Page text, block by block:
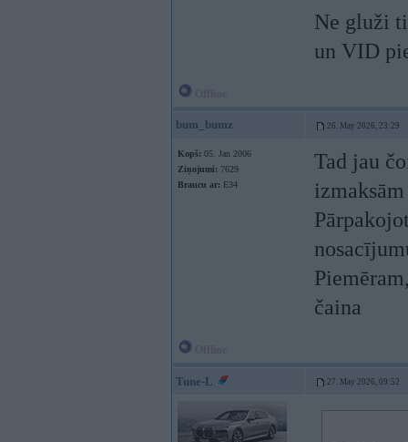
Ne gluži
un VID
bum_bumz 26. May 2026, 23:29
Kopš: 05. Jan 2006
Ziņojumi: 7629
Braucu ar: E34
Tad jau
čaina
Tune-L 27. May 2026, 09:52